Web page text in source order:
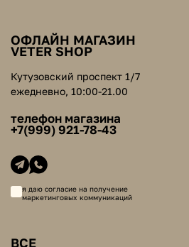
ОФЛАЙН МАГАЗИН
VETER SHOP
Кутузовский проспект 1/7
ежедневно, 10:00-21.00
телефон магазина
+7(999) 921-78-43
я даю согласие на получение
маркетинговых коммуникаций
ВСЕ